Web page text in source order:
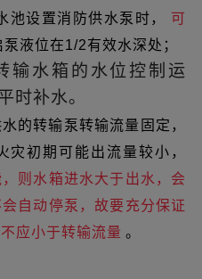
设置消防供水泵时，
可
泵液位在1/2有效水深处；
输水箱的水位控制运
时补水。
的转输泵转输流量固定，
灾初期可能出流量较小，
则水箱进水大于出水，会
自动停泵，故要充分保证
应小于转输流量 。